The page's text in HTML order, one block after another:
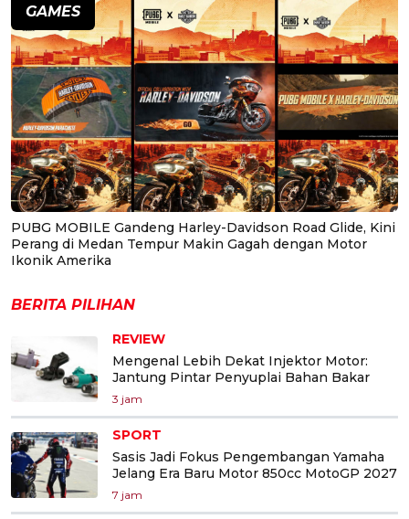
GAMES
PUBG MOBILE Gandeng Harley-Davidson Road Glide, Kini
Perang di Medan Tempur Makin Gagah dengan Motor
Ikonik Amerika
BERITA PILIHAN
REVIEW
Mengenal Lebih Dekat Injektor Motor:
Jantung Pintar Penyuplai Bahan Bakar
3 jam
SPORT
Sasis Jadi Fokus Pengembangan Yamaha
Jelang Era Baru Motor 850cc MotoGP 2027
7 jam